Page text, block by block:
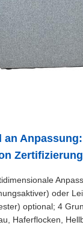
an
oder
optional; 4
Haferflocken,